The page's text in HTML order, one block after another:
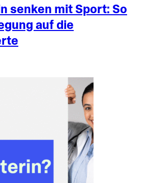
senken mit Sport: So
auf die